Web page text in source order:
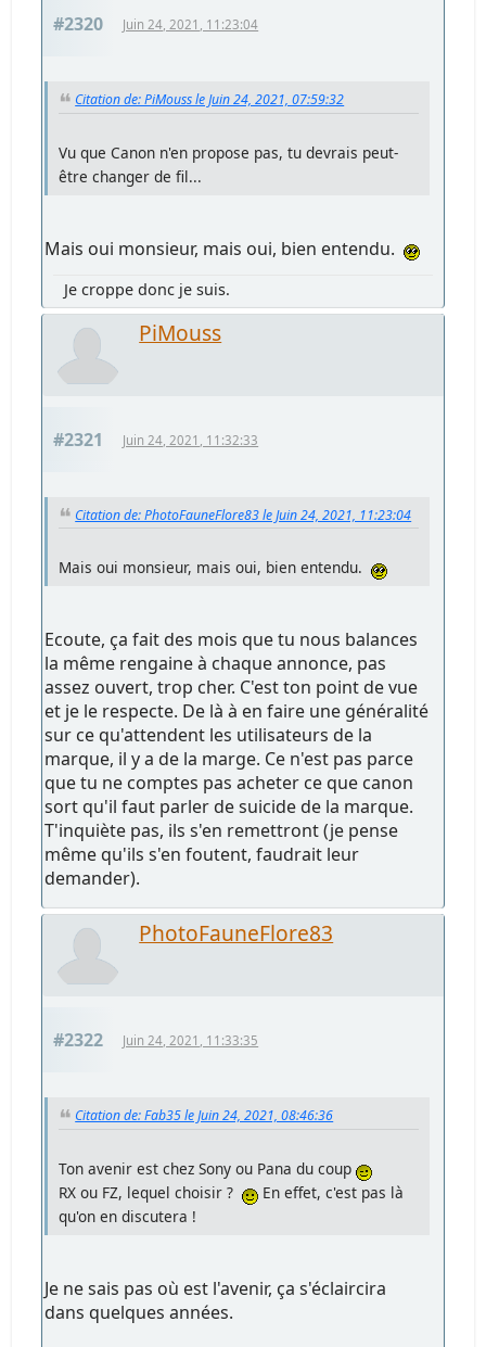
#2320 Juin 24, 2021, 11:23:04
Citation de: PiMouss le Juin 24, 2021, 07:59:32
Vu que Canon n'en propose pas, tu devrais peut-
être changer de fil...
Mais oui monsieur, mais oui, bien entendu.
Je croppe donc je suis.
PiMouss
#2321 Juin 24, 2021, 11:32:33
Citation de: PhotoFauneFlore83 le Juin 24, 2021, 11:23:04
Mais oui monsieur, mais oui, bien entendu.
Ecoute, ça fait des mois que tu nous balances
la même rengaine à chaque annonce, pas
assez ouvert, trop cher. C'est ton point de vue
et je le respecte. De là à en faire une généralité
sur ce qu'attendent les utilisateurs de la
marque, il y a de la marge. Ce n'est pas parce
que tu ne comptes pas acheter ce que canon
sort qu'il faut parler de suicide de la marque.
T'inquiète pas, ils s'en remettront (je pense
même qu'ils s'en foutent, faudrait leur
demander).
PhotoFauneFlore83
#2322 Juin 24, 2021, 11:33:35
Citation de: Fab35 le Juin 24, 2021, 08:46:36
Ton avenir est chez Sony ou Pana du coup
RX ou FZ, lequel choisir ?
En effet, c'est pas là
qu'on en discutera !
Je ne sais pas où est l'avenir, ça s'éclaircira
dans quelques années.